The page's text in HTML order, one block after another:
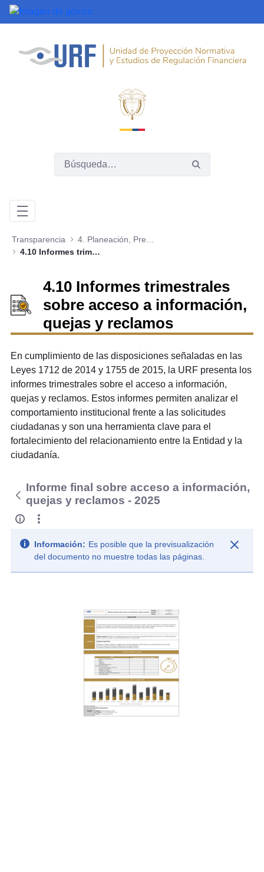
Saltar al contenido principal
Transparencia
4.10 Informes trimestrales sobre acceso a información, quejas y reclamos
4.10 Informes trimestrales
sobre acceso a información,
quejas y reclamos
En cumplimiento de las disposiciones señaladas en las
Leyes 1712 de 2014 y 1755 de 2015, la URF presenta los
informes trimestrales sobre el acceso a información,
quejas y reclamos. Estos informes permiten analizar el
comportamiento institucional frente a las solicitudes
ciudadanas y son una herramienta clave para el
fortalecimiento del relacionamiento entre la Entidad y la
ciudadanía.
Informe final sobre acceso a información,
quejas y reclamos - 2025
Información: Es posible que la previsualización
del documento no muestre todas las páginas.